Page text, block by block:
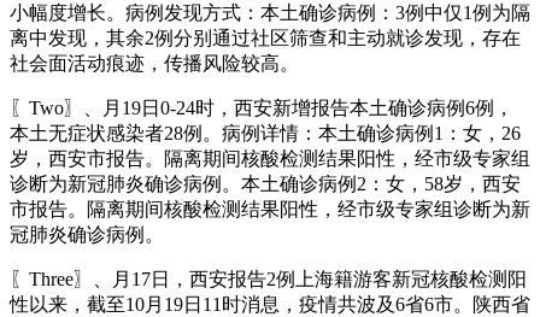
小幅度增长。病例发现方式：本土确诊病例：3例中仅1例为隔
离中发现，其余2例分别通过社区筛查和主动就诊发现，存在
社会面活动痕迹，传播风险较高。
〖Two〗、月19日0-24时，西安新增报告本土确诊病例6例，
本土无症状感染者28例。病例详情：本土确诊病例1：女，26
岁，西安市报告。隔离期间核酸检测结果阳性，经市级专家组
诊断为新冠肺炎确诊病例。本土确诊病例2：女，58岁，西安
市报告。隔离期间核酸检测结果阳性，经市级专家组诊断为新
冠肺炎确诊病例。
〖Three〗、月17日，西安报告2例上海籍游客新冠核酸检测阳
性以来，截至10月19日11时消息，疫情共波及6省6市。陕西省